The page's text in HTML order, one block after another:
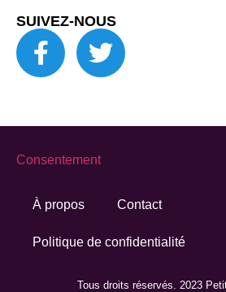
SUIVEZ-NOUS
Tous droits réservés. 2023
À propos Contact
Politique de confidentialité
Consentement